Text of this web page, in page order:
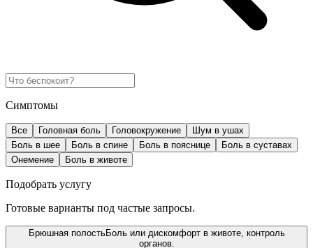
Симптомы
Все Головная боль Головокружение
Шум в ушах
Боль в шее
Боль в спине Боль в пояснице
Боль в суставах
Онемение
Боль в животе
Подобрать услугу
Готовые варианты под частые запросы.
Брюшная полостьБоль или дискомфорт в животе, контроль
органов.